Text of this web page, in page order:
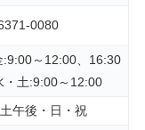
0080
:9:00～12:00、16:30
・土:9:00～12:00
午後・日・祝